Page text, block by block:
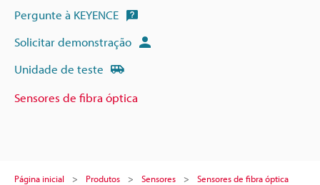
Pergunte à KEYENCE
Solicitar demonstração
Unidade de teste
Sensores de fibra óptica
Página inicial Produtos Sensores
Sensores de fibra óptica